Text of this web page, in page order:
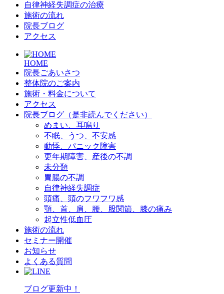
自律神経失調症の治療
施術の流れ
院長ブログ
アクセス
HOME
院長ごあいさつ
整体院のご案内
施術・料金について
アクセス
院長ブログ（是非読んでください）
めまい、耳鳴り
不眠、うつ、不安感
動悸、パニック障害
更年期障害、産後の不調
未分類
胃腸の不調
自律神経失調症
頭痛、頭のフワフワ感
顎、首、肩、腰、股関節、膝の痛み
起立性低血圧
施術の流れ
セミナー開催
お知らせ
よくある質問
ブログ更新中！